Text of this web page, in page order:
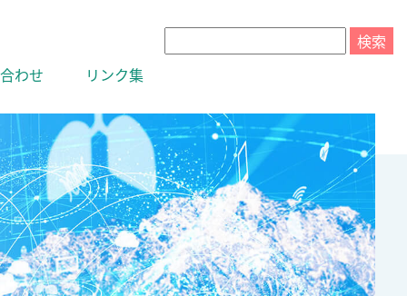
わせ リンク集